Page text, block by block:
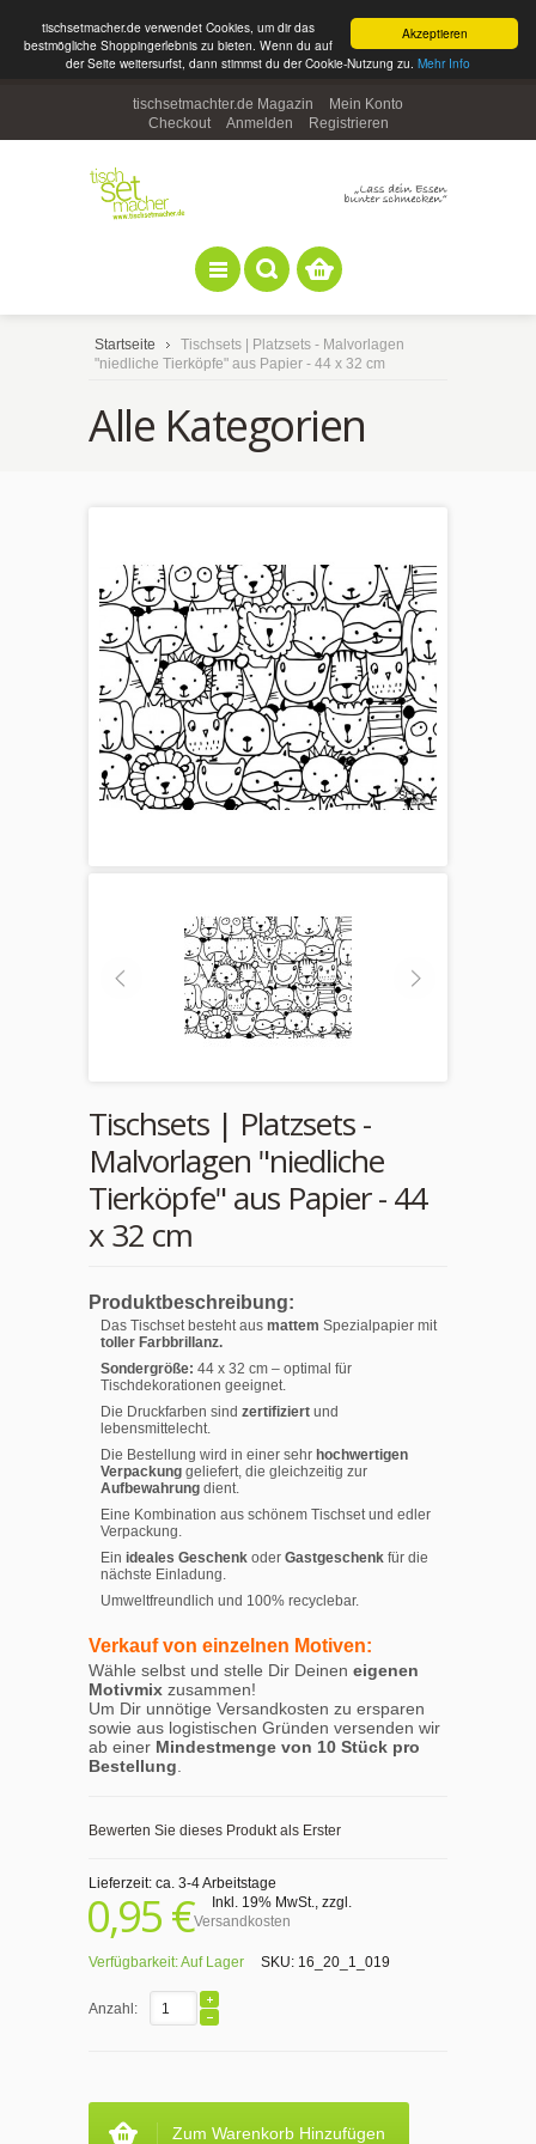
Akzeptieren
tischsetmacher.de verwendet Cookies, um dir das
bestmögliche Shoppingerlebnis zu bieten. Wenn du auf
der Seite weitersurfst, dann stimmst du der Cookie-Nutzung zu. Mehr Info
tischsetmachter.de Magazin
Mein Konto
Checkout
Anmelden Registrieren
Startseite
Tischsets | Platzsets - Malvorlagen
"niedliche Tierköpfe" aus Papier - 44 x 32 cm
Alle Kategorien
Tischsets | Platzsets -
Malvorlagen "niedliche
Tierköpfe" aus Papier - 44
x 32 cm
Produktbeschreibung:
Das Tischset besteht aus mattem Spezialpapier mit
toller Farbbrillanz.
Sondergröße: 44 x 32 cm – optimal für
Tischdekorationen geeignet.
Die Druckfarben sind zertifiziert und
lebensmittelecht.
Die Bestellung wird in einer sehr hochwertigen
Verpackung geliefert, die gleichzeitig zur
Aufbewahrung dient.
Eine Kombination aus schönem Tischset und edler
Verpackung.
Ein ideales Geschenk oder Gastgeschenk für die
nächste Einladung.
Umweltfreundlich und 100% recyclebar.
Verkauf von einzelnen Motiven:
Wähle selbst und stelle Dir Deinen eigenen
Motivmix zusammen!
Um Dir unnötige Versandkosten zu ersparen
sowie aus logistischen Gründen versenden wir
ab einer Mindestmenge von 10 Stück pro
Bestellung.
Bewerten Sie dieses Produkt als Erster
Lieferzeit: ca. 3-4 Arbeitstage
0,95 € Inkl. 19% MwSt., zzgl.
Versandkosten
Verfügbarkeit:Auf Lager SKU: 16_20_1_019
Anzahl:
Zum Warenkorb Hinzufügen